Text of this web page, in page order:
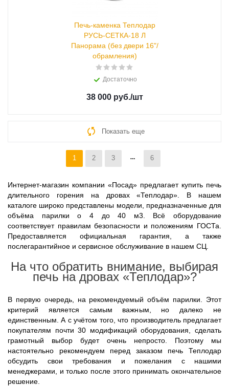
Печь-каменка Теплодар
РУСЬ-СЕТКА-18 Л
Панорама (без двери 16"/
обрамления)
Достаточно
38 000 руб./шт
Показать еще
1 2 3 6
Интернет-магазин компании «Посад» предлагает купить печь
длительного горения на дровах «Теплодар». В нашем
каталоге широко представлены модели, предназначенные для
объёма парилки о 4 до 40 м3. Всё оборудование
соответствует правилам безопасности и положениям ГОСТа.
Предоставляется официальная гарантия, а также
послегарантийное и сервисное обслуживание в нашем СЦ.
На что обратить внимание, выбирая
печь на дровах «Теплодар»?
В первую очередь, на рекомендуемый объём парилки. Этот
критерий является самым важным, но далеко не
единственным. А с учётом того, что производитель предлагает
покупателям почти 30 модификаций оборудования, сделать
грамотный выбор будет очень непросто. Поэтому мы
настоятельно рекомендуем перед заказом печь Теплодар
обсудить свои требования и пожелания с нашими
менеджерами, и только после этого принимать окончательное
решение.